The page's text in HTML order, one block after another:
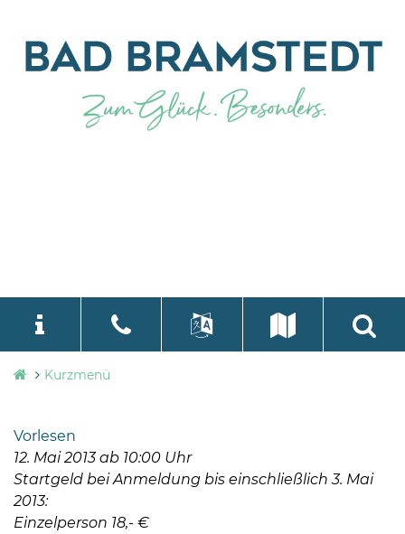
Stadtverwaltung
Bramstedt
Bleeck 15-
24576 Bad
Bramstedt
language
Kurzmenü
Vorlesen
12. Mai 2013 ab 10:00 Uhr
Startgeld bei Anmeldung bis einschließlich 3. Mai
2013:
Einzelperson 18,- €